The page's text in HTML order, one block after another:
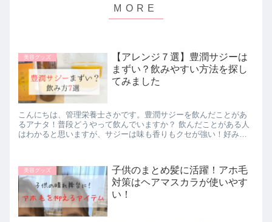
美容グッズ
【アレンジ７選】豊潤サジーは
まずい？飲みやすい方法を探し
てみました
こんにちは、管理栄養士さかです。豊潤サジーを飲んだことがあ
るアナタ！普段どうやって飲んでいますか？ 飲んだことがある人
はわかると思いますが、サジーは味も香りもクセが強い！好みが
美容グッズ
子供のまとめ髪に活躍！アホ毛
対策はヘアマスカラが使いやす
い！